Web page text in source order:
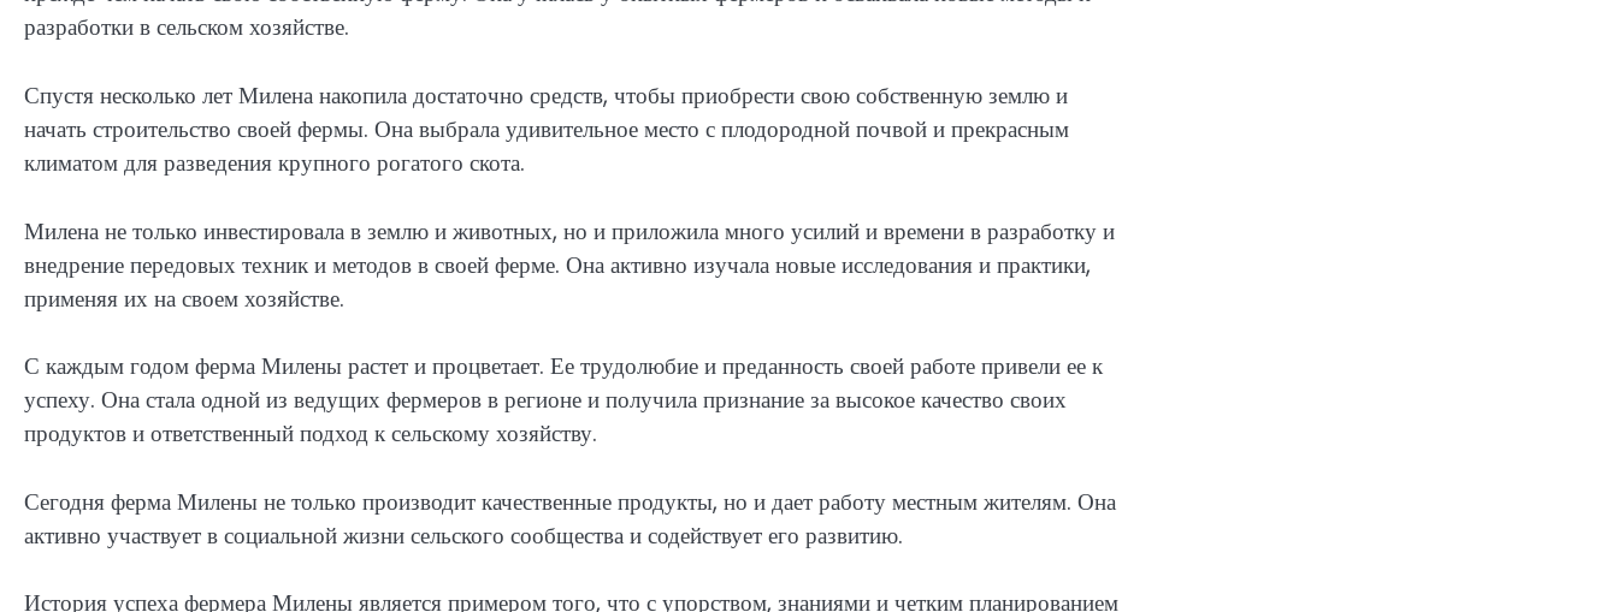
разработки в сельском хозяйстве.
Спустя несколько лет Милена накопила достаточно средств, чтобы приобрести свою собственную землю и
начать строительство своей фермы. Она выбрала удивительное место с плодородной почвой и прекрасным
климатом для разведения крупного рогатого скота.
Милена не только инвестировала в землю и животных, но и приложила много усилий и времени в разработку и
внедрение передовых техник и методов в своей ферме. Она активно изучала новые исследования и практики,
применяя их на своем хозяйстве.
С каждым годом ферма Милены растет и процветает. Ее трудолюбие и преданность своей работе привели ее к
успеху. Она стала одной из ведущих фермеров в регионе и получила признание за высокое качество своих
продуктов и ответственный подход к сельскому хозяйству.
Сегодня ферма Милены не только производит качественные продукты, но и дает работу местным жителям. Она
активно участвует в социальной жизни сельского сообщества и содействует его развитию.
История успеха фермера Милены является примером того, что с упорством, знаниями и четким планированием